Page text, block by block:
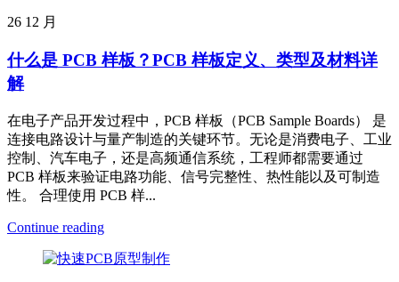
26 12 月
什么是 PCB 样板？PCB 样板定义、类型及材料详
解
在电子产品开发过程中，PCB 样板（PCB Sample Boards） 是
连接电路设计与量产制造的关键环节。无论是消费电子、工业
控制、汽车电子，还是高频通信系统，工程师都需要通过
PCB 样板来验证电路功能、信号完整性、热性能以及可制造
性。 合理使用 PCB 样...
Continue reading